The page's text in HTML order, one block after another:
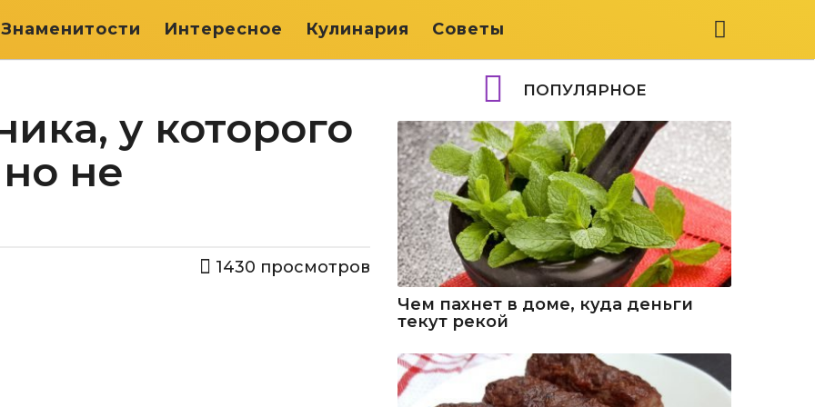
Знаменитости Интересное Кулинария Советы
у которого
не
1430 просмотров
ПОПУЛЯРНОЕ
Чем пахнет в доме, куда деньги
текут рекой